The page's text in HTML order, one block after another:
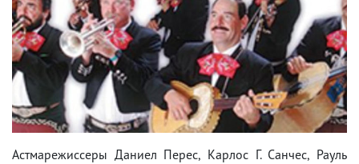
Астмарежиссеры Даниел Перес, Карлос Г. Санчес, Рауль